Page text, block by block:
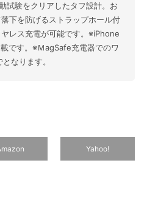
試験をクリアしたタフ設計。お
下を防げるストラップホール付
レス充電が可能です。※iPhone
です。※ＭagSafe充電器でのワ
なります。
Yahoo!